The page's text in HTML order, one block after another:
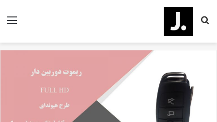
منو
برای